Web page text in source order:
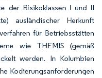
der Risikoklassen I und II
ausländischer Herkunft
für Betriebsstätten
wie THEMIS (gemäß
werden. In Kolumbien
Kodierungsanforderungen